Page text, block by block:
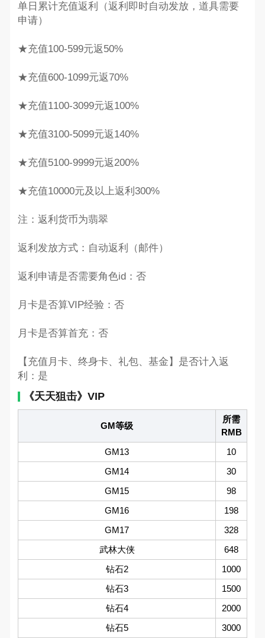
单日累计充值返利（返利即时自动发放，道具需要
申请）
★充值100-599元返50%
★充值600-1099元返70%
★充值1100-3099元返100%
★充值3100-5099元返140%
★充值5100-9999元返200%
★充值10000元及以上返利300%
注：返利货币为翡翠
返利发放方式：自动返利（邮件）
返利申请是否需要角色id：否
月卡是否算VIP经验：否
月卡是否算首充：否
【充值月卡、终身卡、礼包、基金】是否计入返
利：是
《天天狙击》VIP
GM等级
所需
RMB
GM13
10
GM14
30
GM15
98
GM16
198
GM17
328
武林大侠
648
钻石2
1000
钻石3
1500
钻石4
2000
钻石5
3000